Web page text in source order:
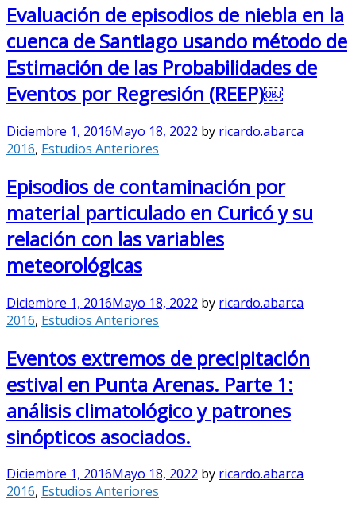
Evaluación de episodios de niebla en la
cuenca de Santiago usando método de
Estimación de las Probabilidades de
Eventos por Regresión (REEP)￼
Diciembre 1, 2016Mayo 18, 2022 by ricardo.abarca
2016, Estudios Anteriores
Episodios de contaminación por
material particulado en Curicó y su
relación con las variables
meteorológicas
Diciembre 1, 2016Mayo 18, 2022 by ricardo.abarca
2016, Estudios Anteriores
Eventos extremos de precipitación
estival en Punta Arenas. Parte 1:
análisis climatológico y patrones
sinópticos asociados.
Diciembre 1, 2016Mayo 18, 2022 by ricardo.abarca
2016, Estudios Anteriores